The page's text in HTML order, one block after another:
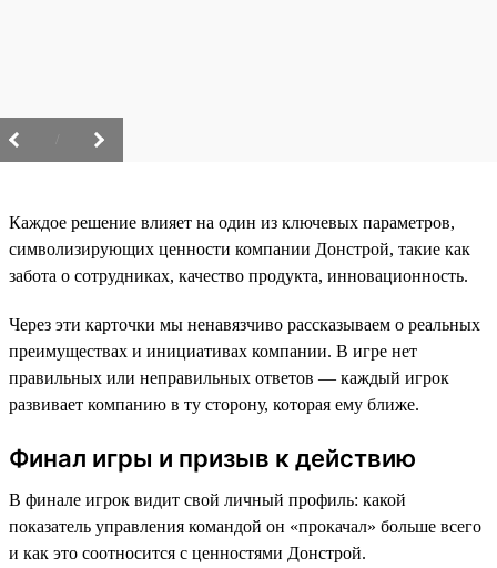
Каждое решение влияет на один из ключевых параметров,
символизирующих ценности компании Донстрой, такие как
забота о сотрудниках, качество продукта, инновационность.
Через эти карточки мы ненавязчиво рассказываем о реальных
преимуществах и инициативах компании. В игре нет
правильных или неправильных ответов — каждый игрок
развивает компанию в ту сторону, которая ему ближе.
Финал игры и призыв к действию
В финале игрок видит свой личный профиль: какой
показатель управления командой он «прокачал» больше всего
и как это соотносится с ценностями Донстрой.